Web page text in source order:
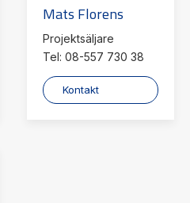
Mats Florens
Projektsäljare
Tel: 08-557 730 38
Kontakt